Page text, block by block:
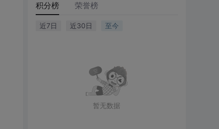
积分榜 荣誉榜
近7日 近30日 至今
暂无数据